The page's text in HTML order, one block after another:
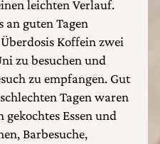
leichten Verlauf.
an guten Tagen
Koffein zwei
zu besuchen und
zu empfangen. Gut
Tagen waren
Essen und
Barbesuche,